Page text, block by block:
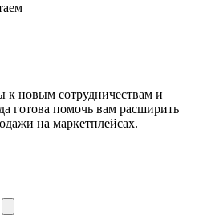
к новым сотрудничествам и
готова помочь вам расширить
на маркетплейсах.